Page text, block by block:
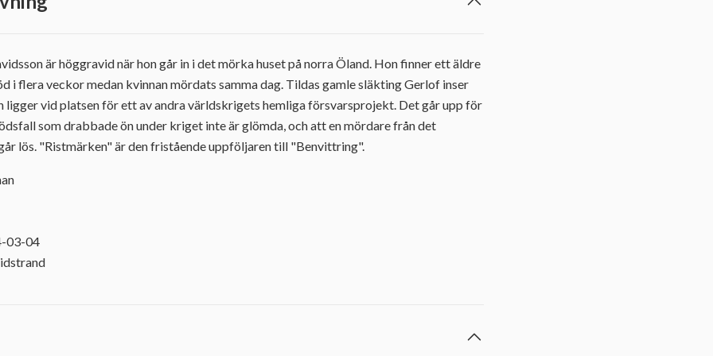
är höggravid när hon går in i det mörka huset på norra Öland. Hon finner ett äldre
i flera veckor medan kvinnan mördats samma dag. Tildas gamle släkting Gerlof inser
ligger vid platsen för ett av andra världskrigets hemliga försvarsprojekt. Det går upp för
som drabbade ön under kriget inte är glömda, och att en mördare från det
lös. "Ristmärken" är den fristående uppföljaren till "Benvittring".
03-04